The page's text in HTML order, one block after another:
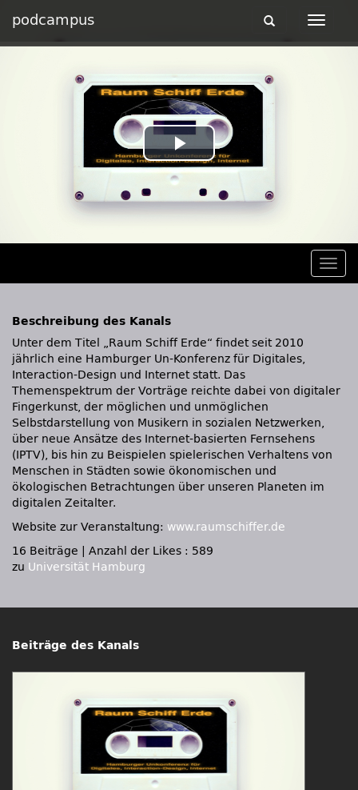
podcampus
Toggle
Toggle
Play
Video
Beschreibung des Kanals
Unter dem Titel „Raum Schiff Erde“ findet seit 2010
jährlich eine Hamburger Un-Konferenz für Digitales,
Interaction-Design und Internet statt. Das
Themenspektrum der Vorträge reichte dabei von digitaler
Fingerkunst, der möglichen und unmöglichen
Selbstdarstellung von Musikern in sozialen Netzwerken,
über neue Ansätze des Internet-basierten Fernsehens
(IPTV), bis hin zu Beispielen spielerischen Verhaltens von
Menschen in Städten sowie ökonomischen und
ökologischen Betrachtungen über unseren Planeten im
digitalen Zeitalter.
Website zur Veranstaltung: www.raumschiffer.de
16 Beiträge
Anzahl der Likes : 589
zu Universität Hamburg
Beiträge des Kanals